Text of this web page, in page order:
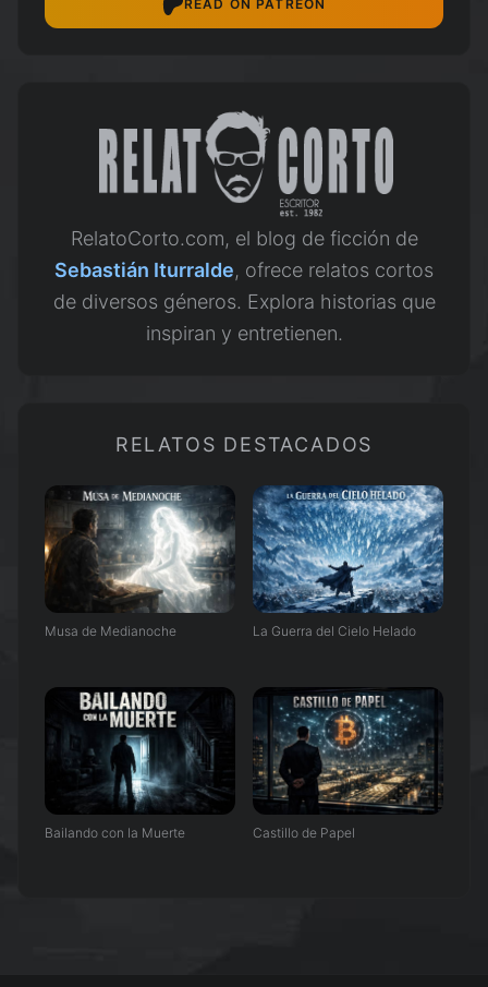
READ ON PATREON
RelatoCorto.com, el blog de ficción de
Sebastián Iturralde, ofrece relatos cortos
de diversos géneros. Explora historias que
inspiran y entretienen.
RELATOS DESTACADOS
Musa de Medianoche La Guerra del Cielo Helado
Bailando con la Muerte Castillo de Papel